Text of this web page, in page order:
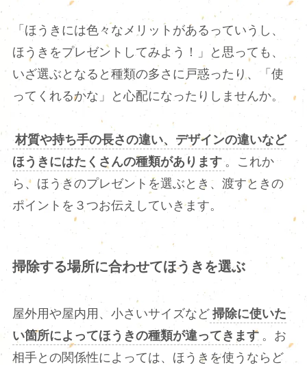
「ほうきには色々なメリットがあるっていうし、
ほうきをプレゼントしてみよう！」と思っても、
いざ選ぶとなると種類の多さに戸惑ったり、「使
ってくれるかな」と心配になったりしませんか。
材質や持ち手の長さの違い、デザインの違いなど
ほうきにはたくさんの種類があります 。これか
ら、ほうきのプレゼントを選ぶとき、渡すときの
ポイントを３つお伝えしていきます。
掃除する場所に合わせてほうきを選ぶ
屋外用や屋内用、小さいサイズなど 掃除に使いた
い箇所によってほうきの種類が違ってきます 。お
相手との関係性によっては、ほうきを使うならど